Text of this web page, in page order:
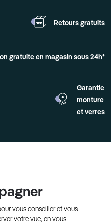
Retours gratuits
gratuite en magasin sous 24h*
Garantie
monture
et verres
vous conseiller et vous
votre vue, en vous